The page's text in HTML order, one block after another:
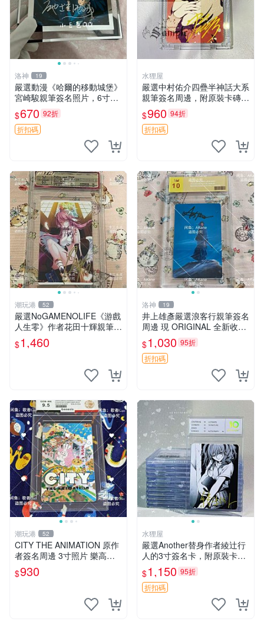
洛神 19
嚴選動漫《哈爾的移動城堡》
宮崎駿親筆簽名照片，6寸含
框珍藏版 哈爾的移動城堡 簽
名照 公仔周邊
$670 92折
折扣碼
水狸屋
嚴選中村佑介四疊半神話大系
親筆簽名周邊，附原裝卡磚
亞克力照片 3寸大小 簽名照
收藏級 周邊商品
$960 94折
折扣碼
潮玩港 52
嚴選NoGAMENOLIFE《游戲
人生零》作者花田十輝親筆簽
名照片，3英寸真品收藏。簽
名經典角色周邊推薦收藏。
$1,460
洛神 19
井上雄彥嚴選浪客行親筆簽名
周邊 現 ORIGINAL 全新收藏
相框附卡磚 尺寸適中 浪客行
筆 記念照
$1,030 95折
折扣碼
潮玩港 52
CITY THE ANIMATION 原作
者簽名周邊 3寸照片 樂高卡
磚 自製限量版 nichijou city th
e animation 簽名照 卡
$930
水狸屋
嚴選Another替身作者綾辻行
人的3寸簽名卡，附原裝卡
磚。國內直郵快速到貨。 An
other 替身 綾辻行人 簽名卡
周邊
$1,150 95折
折扣碼